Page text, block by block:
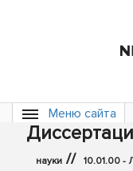
Меню сайта
науки // 10.01.00 -